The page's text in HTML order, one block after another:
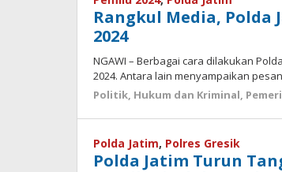
Rangkul Media, Polda
2024
NGAWI – Berbagai cara dilakukan
2024. Antara lain menyampaikan
Politik, Hukum dan Kriminal,
Polda Jatim, Polres Gresik
Polda Jatim Turun